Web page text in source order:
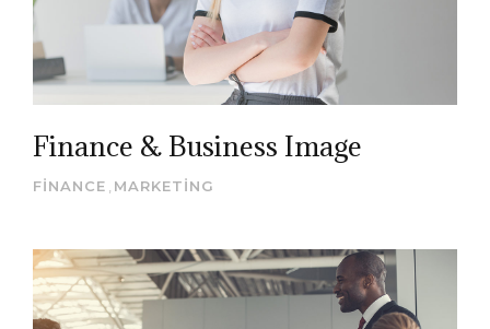
Finance & Business Image
FINANCE MARKETING